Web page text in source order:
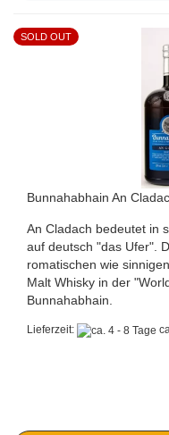
SOLD OUT
Bunnahabhain An
An Cladach bedeutet in
auf deutsch "das Ufer".
romatischen wie
Malt Whisky in der
Bunnahabhain.
Lieferzeit: